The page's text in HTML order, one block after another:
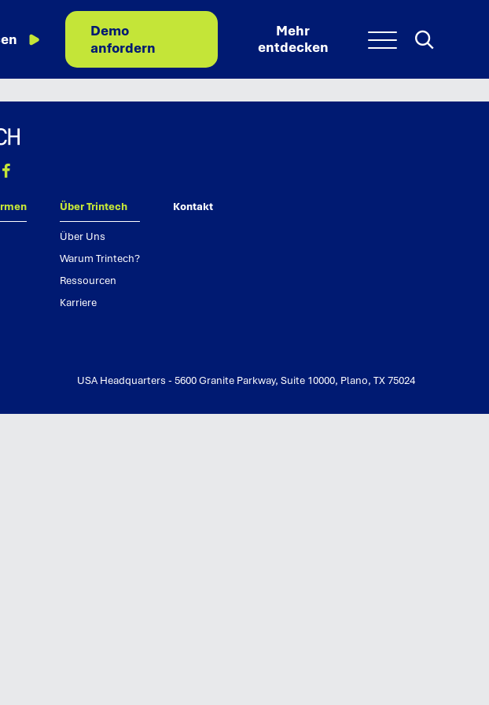
Demo
anfordern
Mehr
entdeckenMenu Search
Facebook
über trintech
über uns
warum trintech?
ressourcen
karriere
kontakt
USA Headquarters - 5600 Granite Parkway, Suite 10000, Plano, TX 75024